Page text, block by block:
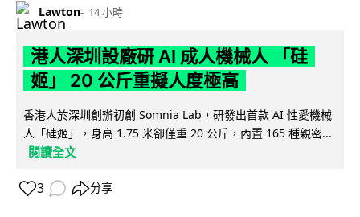
Lawton 14 小時
港人深圳設廠研 AI 成人機械人 「硅
姬」 20 公斤重擬人度極高
香港人於深圳創辦初創 Somnia Lab，研發出首款 AI 性愛機械
人「硅姬」，身高 1.75 米卻僅重 20 公斤，內置 165 種親密...
閱讀全文
3 分享